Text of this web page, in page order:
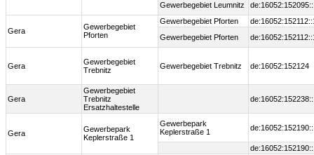
Gewerbegebiet Leumnitz
Gera
Gewerbegebiet
Pforten
Gewerbegebiet Pforten
Gewerbegebiet Pforten
Gera
Gewerbegebiet
Trebnitz
Gewerbegebiet Trebnitz de:16052:152124
Gera
Gewerbegebiet
Trebnitz
Ersatzhaltestelle
Gera
Gewerbepark
Keplerstraße 1
Gewerbepark
Keplerstraße 1